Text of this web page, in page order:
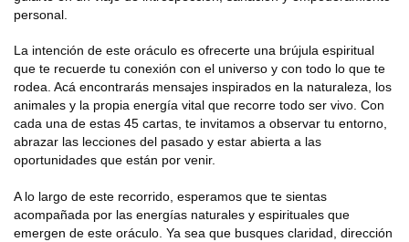
personal.
La intención de este oráculo es ofrecerte una brújula espiritual
que te recuerde tu conexión con el universo y con todo lo que te
rodea. Acá encontrarás mensajes inspirados en la naturaleza, los
animales y la propia energía vital que recorre todo ser vivo. Con
cada una de estas 45 cartas, te invitamos a observar tu entorno,
abrazar las lecciones del pasado y estar abierta a las
oportunidades que están por venir.
A lo largo de este recorrido, esperamos que te sientas
acompañada por las energías naturales y espirituales que
emergen de este oráculo. Ya sea que busques claridad, dirección